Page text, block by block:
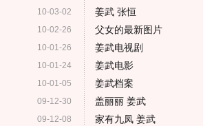
10-03-02
10-02-26
10-01-26
10-01-24
10-01-05
09-12-30
09-12-08
姜武 张恒
父女的最新图片
姜武电视剧
姜武电影
姜武档案
盖丽丽 姜武
家有九凤 姜武